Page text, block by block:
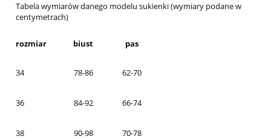
Tabela wymiarów danego modelu sukienki (wymiary podane w
centymetrach)
rozmiar biust pas
34 78-86 62-70
36 84-92 66-74
38 90-98 70-78